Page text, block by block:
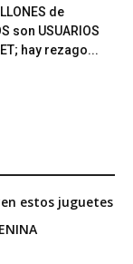
de
son USUARIOS
hay rezago...
estos juguetes